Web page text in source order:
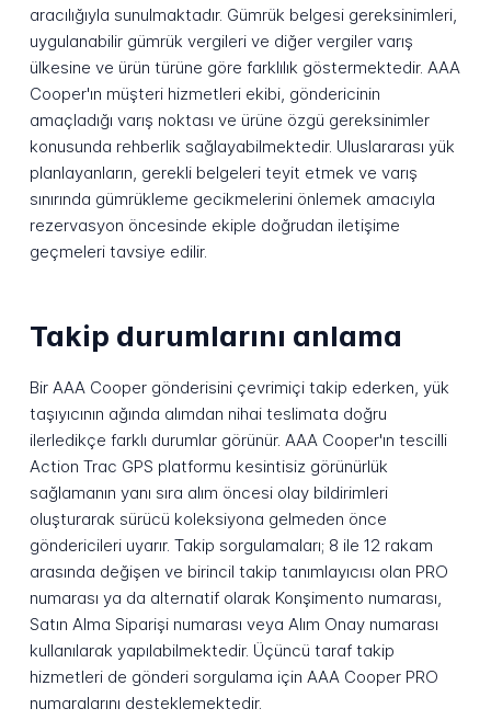
aracılığıyla sunulmaktadır. Gümrük belgesi gereksinimleri,
uygulanabilir gümrük vergileri ve diğer vergiler varış
ülkesine ve ürün türüne göre farklılık göstermektedir. AAA
Cooper'ın müşteri hizmetleri ekibi, göndericinin
amaçladığı varış noktası ve ürüne özgü gereksinimler
konusunda rehberlik sağlayabilmektedir. Uluslararası yük
planlayanların, gerekli belgeleri teyit etmek ve varış
sınırında gümrükleme gecikmelerini önlemek amacıyla
rezervasyon öncesinde ekiple doğrudan iletişime
geçmeleri tavsiye edilir.
Takip durumlarını anlama
Bir AAA Cooper gönderisini çevrimiçi takip ederken, yük
taşıyıcının ağında alımdan nihai teslimata doğru
ilerledikçe farklı durumlar görünür. AAA Cooper'ın tescilli
Action Trac GPS platformu kesintisiz görünürlük
sağlamanın yanı sıra alım öncesi olay bildirimleri
oluşturarak sürücü koleksiyona gelmeden önce
göndericileri uyarır. Takip sorgulamaları; 8 ile 12 rakam
arasında değişen ve birincil takip tanımlayıcısı olan PRO
numarası ya da alternatif olarak Konşimento numarası,
Satın Alma Siparişi numarası veya Alım Onay numarası
kullanılarak yapılabilmektedir. Üçüncü taraf takip
hizmetleri de gönderi sorgulama için AAA Cooper PRO
numaralarını desteklemektedir.